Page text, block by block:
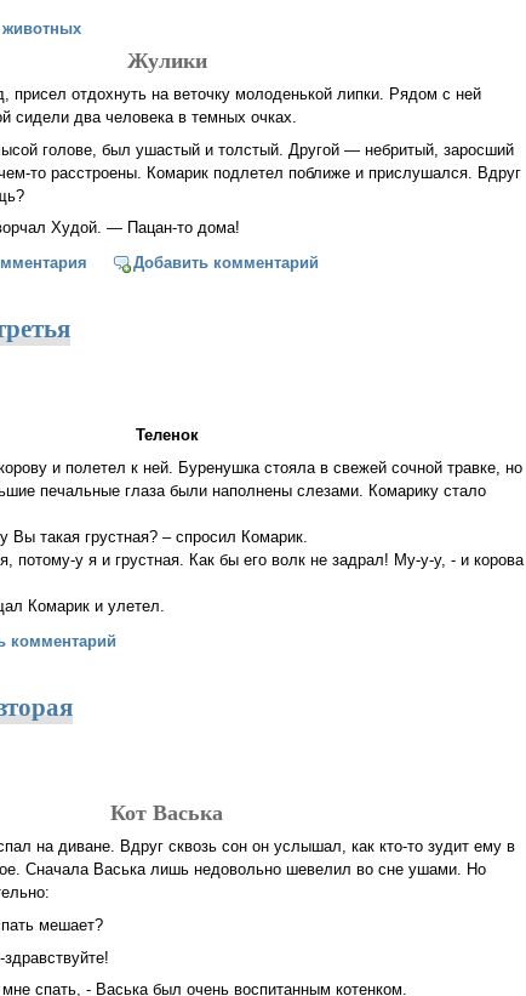
Жулики
присел отдохнуть на веточку молоденькой липки. Рядом с ней
сидели два человека в темных очках.
голове, был ушастый и толстый. Другой — небритый, заросший
то расстроены. Комарик подлетел поближе и прислушался. Вдруг
Худой. — Пацан-то дома!
Комарика. Сказка четвертая
Добавить комментарий
Теленок
и полетел к ней. Буренушка стояла в свежей сочной травке, но
печальные глаза были наполнены слезами. Комарику стало
Вы такая грустная? – спросил Комарик.
потому-у я и грустная. Как бы его волк не задрал! Му-у-у, - и корова
Комарик и улетел.
комментарий
Кот Васька
на диване. Вдруг сквозь сон он услышал, как кто-то зудит ему в
Сначала Васька лишь недовольно шевелил во сне ушами. Но
мешает?
спать, - Васька был очень воспитанным котенком.